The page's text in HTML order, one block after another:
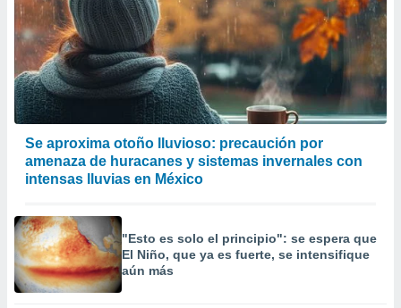
Se aproxima otoño lluvioso: precaución por
amenaza de huracanes y sistemas invernales con
intensas lluvias en México
"Esto es solo el principio": se espera que
El Niño, que ya es fuerte, se intensifique
aún más